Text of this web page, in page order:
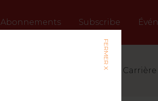
Abonnements Subscribe
FERMER X